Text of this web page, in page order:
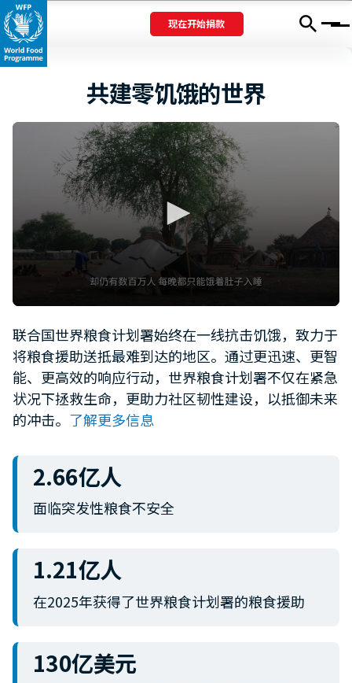
现在开始捐款 Menu
共建零饥饿的世界
of
1
minute,
12
seconds
联合国世界粮食计划署始终在一线抗击饥饿，致力于
将粮食援助送抵最难到达的地区。通过更迅速、更智
能、更高效的响应行动，世界粮食计划署不仅在紧急
状况下拯救生命，更助力社区韧性建设，以抵御未来
的冲击。 了解更多信息
2.66亿人
面临突发性粮食不安全
1.21亿人
在2025年获得了世界粮食计划署的粮食援助
130亿美元